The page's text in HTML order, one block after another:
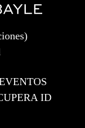
ID